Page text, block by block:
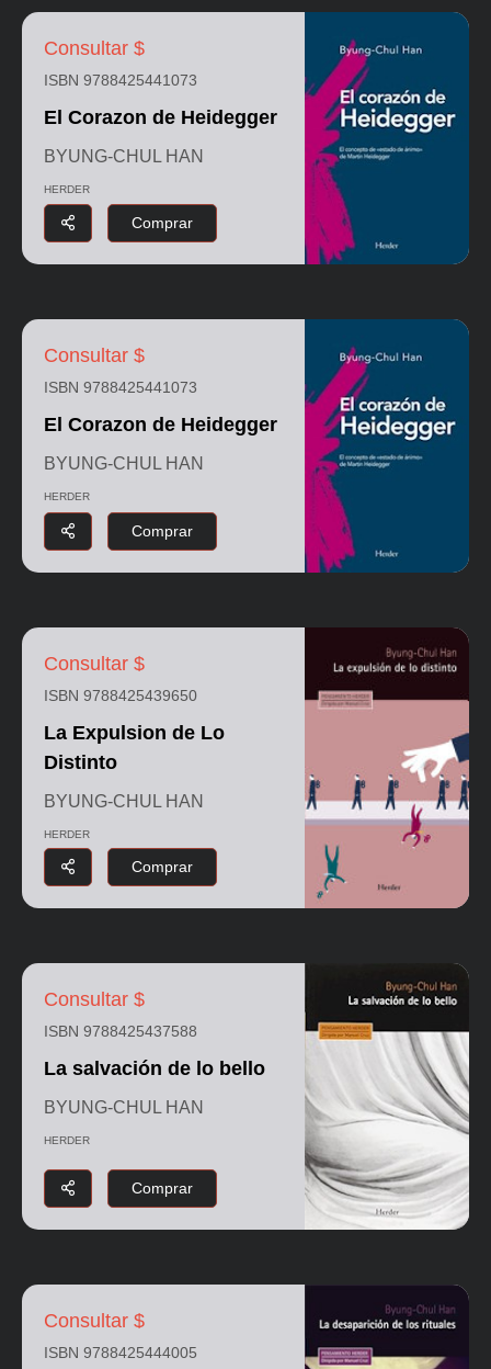
Consultar $
ISBN 9788425441073
El Corazon de Heidegger
BYUNG-CHUL HAN
HERDER
Comprar
Consultar $
ISBN 9788425441073
El Corazon de Heidegger
BYUNG-CHUL HAN
HERDER
Comprar
Consultar $
ISBN 9788425439650
La Expulsion de Lo
Distinto
BYUNG-CHUL HAN
HERDER
Comprar
Consultar $
ISBN 9788425437588
La salvación de lo bello
BYUNG-CHUL HAN
HERDER
Comprar
Consultar $
ISBN 9788425444005